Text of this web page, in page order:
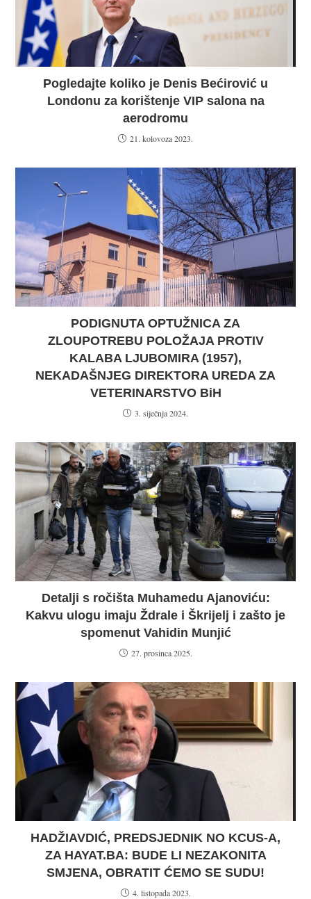
Pogledajte koliko je Denis Bećirović u
Londonu za korištenje VIP salona na
aerodromu
21. kolovoza 2023.
PODIGNUTA OPTUŽNICA ZA
ZLOUPOTREBU POLOŽAJA PROTIV
KALABA LJUBOMIRA (1957),
NEKADAŠNJEG DIREKTORA UREDA ZA
VETERINARSTVO BiH
3. siječnja 2024.
Detalji s ročišta Muhamedu Ajanoviću:
Kakvu ulogu imaju Ždrale i Škrijelj i zašto je
spomenut Vahidin Munjić
27. prosinca 2025.
HADŽIAVDIĆ, PREDSJEDNIK NO KCUS-A,
ZA HAYAT.BA: BUDE LI NEZAKONITA
SMJENA, OBRATIT ĆEMO SE SUDU!
4. listopada 2023.